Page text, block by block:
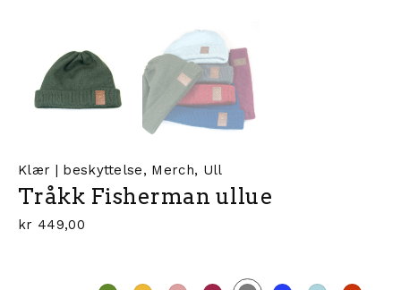
Klær | beskyttelse, Merch, Ull
Tråkk Fisherman ullue
kr 449,00